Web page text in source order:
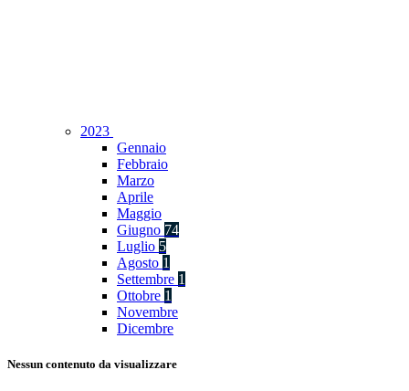
2023
Gennaio
Febbraio
Marzo
Aprile
Maggio
Giugno 74
Luglio 5
Agosto 1
Settembre 1
Ottobre 1
Novembre
Dicembre
Nessun contenuto da visualizzare